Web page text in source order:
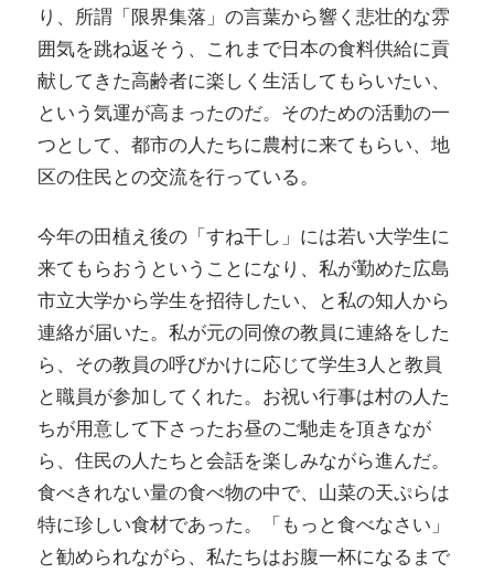
り、所謂「限界集落」の言葉から響く悲壮的な雰
囲気を跳ね返そう、これまで日本の食料供給に貢
献してきた高齢者に楽しく生活してもらいたい、
という気運が高まったのだ。そのための活動の一
つとして、都市の人たちに農村に来てもらい、地
区の住民との交流を行っている。
今年の田植え後の「すね干し」には若い大学生に
来てもらおうということになり、私が勤めた広島
市立大学から学生を招待したい、と私の知人から
連絡が届いた。私が元の同僚の教員に連絡をした
ら、その教員の呼びかけに応じて学生3人と教員
と職員が参加してくれた。お祝い行事は村の人た
ちが用意して下さったお昼のご馳走を頂きなが
ら、住民の人たちと会話を楽しみながら進んだ。
食べきれない量の食べ物の中で、山菜の天ぷらは
特に珍しい食材であった。「もっと食べなさい」
と勧められながら、私たちはお腹一杯になるまで